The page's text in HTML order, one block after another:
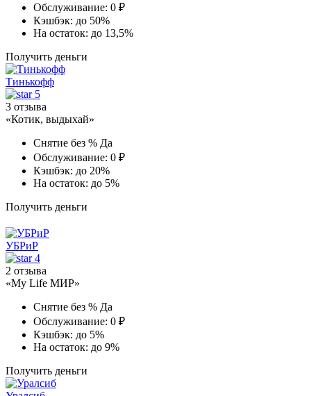
Обслуживание: 0 ₽
Кэшбэк: до 50%
На остаток: до 13,5%
Получить деньги
Тинькофф
5
3 отзыва
«Котик, выдыхай»
Снятие без % Да
Обслуживание: 0 ₽
Кэшбэк: до 20%
На остаток: до 5%
Получить деньги
УБРиР
4
2 отзыва
«My Life МИР»
Снятие без % Да
Обслуживание: 0 ₽
Кэшбэк: до 5%
На остаток: до 9%
Получить деньги